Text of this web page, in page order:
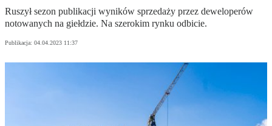
Ruszył sezon publikacji wyników sprzedaży przez deweloperów
notowanych na giełdzie. Na szerokim rynku odbicie.
Publikacja: 04.04.2023 11:37